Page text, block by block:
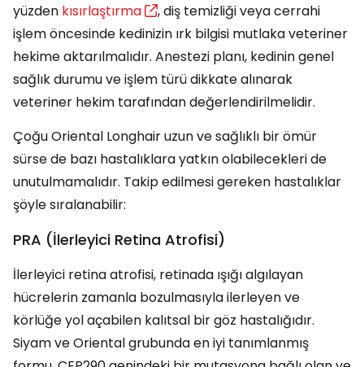
yüzden kısırlaştırma
, diş temizliği veya cerrahi
işlem öncesinde kedinizin ırk bilgisi mutlaka veteriner
hekime aktarılmalıdır. Anestezi planı, kedinin genel
sağlık durumu ve işlem türü dikkate alınarak
veteriner hekim tarafından değerlendirilmelidir.
Çoğu Oriental Longhair uzun ve sağlıklı bir ömür
sürse de bazı hastalıklara yatkın olabilecekleri de
unutulmamalıdır. Takip edilmesi gereken hastalıklar
şöyle sıralanabilir:
PRA (İlerleyici Retina Atrofisi)
İlerleyici retina atrofisi, retinada ışığı algılayan
hücrelerin zamanla bozulmasıyla ilerleyen ve
körlüğe yol açabilen kalıtsal bir göz hastalığıdır.
Siyam ve Oriental grubunda en iyi tanımlanmış